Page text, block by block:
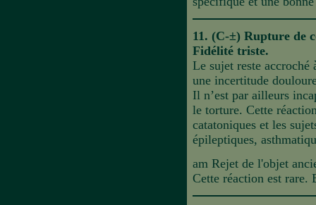
11. (C-±) Rupture de
Fidélité triste.
Le sujet reste
une incertitude
Il n’est par ailleurs
le torture. Cette
catatoniques et les
épileptiques,
am Rejet de l'objet
Cette réaction est rare.